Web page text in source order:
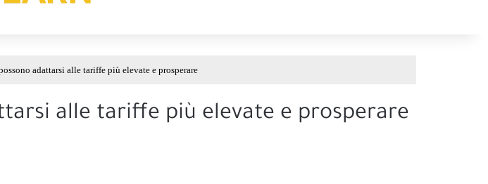
adattarsi alle tariffe più elevate e prosperare
alle tariffe più elevate e prosperare